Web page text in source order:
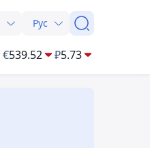
Рус
€539.52 ₽5.73